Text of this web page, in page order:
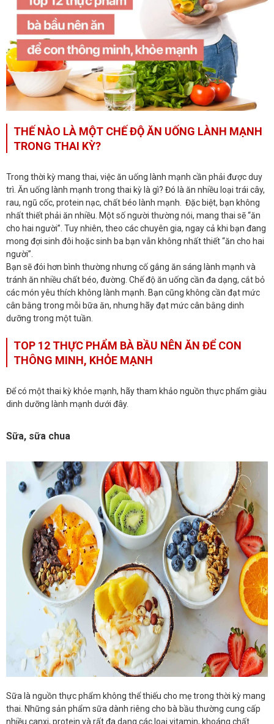
THẾ NÀO LÀ MỘT CHẾ ĐỘ ĂN UỐNG LÀNH MẠNH
TRONG THAI KỲ?
Trong thời kỳ mang thai, việc ăn uống lành mạnh cần phải được duy
trì. Ăn uống lành mạnh trong thai kỳ là gì? Đó là ăn nhiều loại trái cây,
rau, ngũ cốc, protein nạc, chất béo lành mạnh. Đặc biệt, bạn không
nhất thiết phải ăn nhiều. Một số người thường nói, mang thai sẽ “ăn
cho hai người”. Tuy nhiên, theo các chuyên gia, ngay cả khi bạn đang
mong đợi sinh đôi hoặc sinh ba bạn vẫn không nhất thiết “ăn cho hai
người”.
Bạn sẽ đói hơn bình thường nhưng cố gắng ăn sáng lành mạnh và
tránh ăn nhiều chất béo, đường. Chế độ ăn uống cần đa dạng, cắt bỏ
các món yêu thích không lành mạnh. Bạn cũng không cần đạt mức
cân bằng trong mỗi bữa ăn, nhưng hãy đạt mức cân bằng dinh
dưỡng trong một tuần.
TOP 12 THỰC PHẨM BÀ BẦU NÊN ĂN ĐỂ CON
THÔNG MINH, KHỎE MẠNH
Để có một thai kỳ khỏe mạnh, hãy tham khảo nguồn thực phẩm giàu
dinh dưỡng lành mạnh dưới đây.
Sữa, sữa chua
Sữa là nguồn thực phẩm không thể thiếu cho mẹ trong thời kỳ mang
thai. Những sản phẩm sữa dành riêng cho bà bầu thường cung cấp
nhiều canxi, protein và rất đa dạng các loại vitamin, khoáng chất